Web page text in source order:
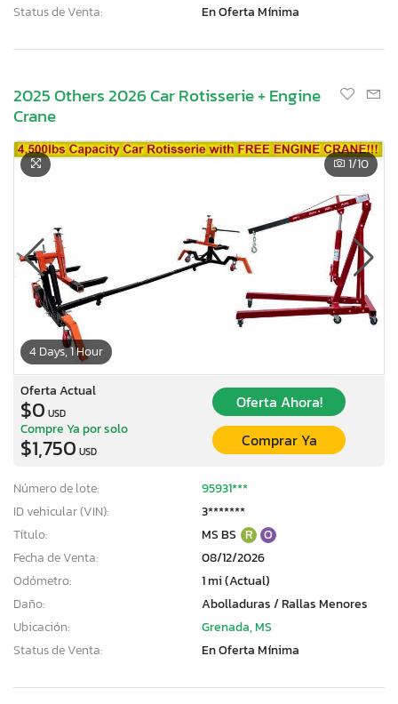
Status de Venta:
En Oferta Mínima
2025 Others 2026 Car Rotisserie + Engine
Crane
4 Days, 1 Hour
1/10
Oferta Actual
$0 USD
Oferta Ahora!
Compre Ya por solo
$1,750 USD
Comprar Ya
Número de lote:
95931***
ID vehicular (VIN):
3*******
Título:
MS BS R O
Fecha de Venta:
08/12/2026
Odómetro:
1 mi (Actual)
Daño:
Abolladuras / Rallas Menores
Ubicación:
Grenada, MS
Status de Venta:
En Oferta Mínima